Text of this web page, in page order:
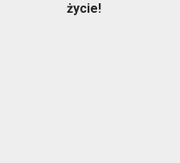
życie!